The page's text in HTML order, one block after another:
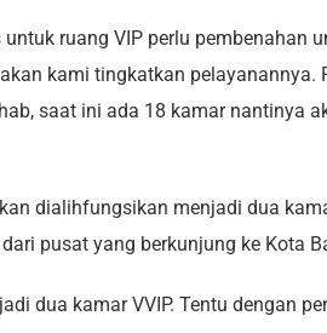
ruang VIP perlu pembenahan
kami tingkatkan pelayanannya.
saat ini ada 18 kamar nantinya
dialihfungsikan menjadi dua
pusat yang berkunjung ke Kota
dua kamar VVIP. Tentu dengan